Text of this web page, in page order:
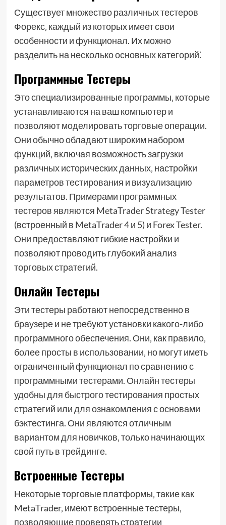
Существует множество различных тестеров
Форекс‚ каждый из которых имеет свои
особенности и функционал. Их можно
разделить на несколько основных категорий⁚
Программные Тестеры
Это специализированные программы‚ которые
устанавливаются на ваш компьютер и
позволяют моделировать торговые операции.
Они обычно обладают широким набором
функций‚ включая возможность загрузки
различных исторических данных‚ настройки
параметров тестирования и визуализацию
результатов. Примерами программных
тестеров являются MetaTrader Strategy Tester
(встроенный в MetaTrader 4 и 5) и Forex Tester.
Они предоставляют гибкие настройки и
позволяют проводить глубокий анализ
торговых стратегий.
Онлайн Тестеры
Эти тестеры работают непосредственно в
браузере и не требуют установки какого-либо
программного обеспечения. Они‚ как правило‚
более просты в использовании‚ но могут иметь
ограниченный функционал по сравнению с
программными тестерами. Онлайн тестеры
удобны для быстрого тестирования простых
стратегий или для ознакомления с основами
бэктестинга. Они являются отличным
вариантом для новичков‚ только начинающих
свой путь в трейдинге.
Встроенные Тестеры
Некоторые торговые платформы‚ такие как
MetaTrader‚ имеют встроенные тестеры‚
позволяющие проверять стратегии